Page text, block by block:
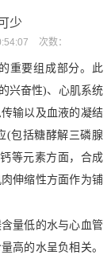
少
次数：
重要组成部分。此
兴奋性)、心肌系统
输以及血液的凝结
(包括糖酵解三磷腺
等元素方面，合成
伸缩性方面作为铺
量低的水与心血管
高的水呈负相关。